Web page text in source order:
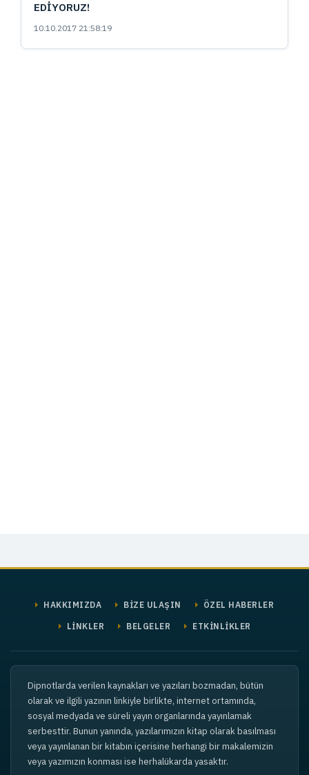
EDİYORUZ!
10.10.2017 21:58:19
HAKKIMIZDA BİZE ULAŞIN ÖZEL HABERLER
LİNKLER BELGELER ETKİNLİKLER
Dipnotlarda verilen kaynakları ve yazıları bozmadan, bütün
olarak ve ilgili yazının linkiyle birlikte, internet ortamında,
sosyal medyada ve süreli yayın organlarında yayınlamak
serbesttir. Bunun yanında, yazılarımızın kitap olarak basılması
veya yayınlanan bir kitabın içerisine herhangi bir makalemizin
veya yazımızın konması ise herhalükarda yasaktır.